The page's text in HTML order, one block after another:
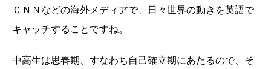
ＣＮＮなどの海外メディアで、日々世界の動きを英語で
キャッチすることですね。
中高生は思春期、すなわち自己確立期にあたるので、そ